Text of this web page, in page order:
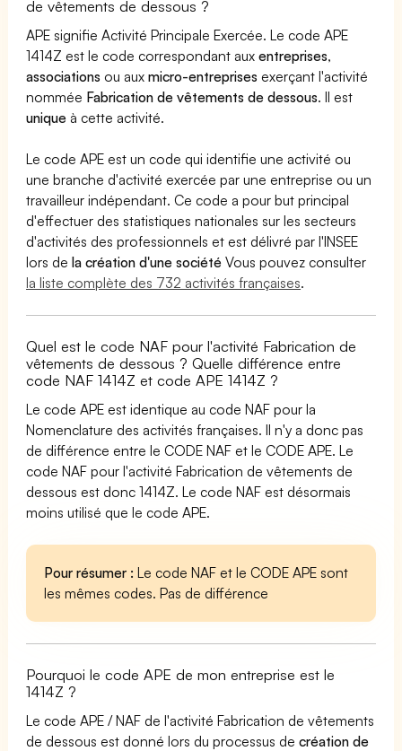
de vêtements de dessous ?
APE signifie Activité Principale Exercée. Le code APE
1414Z est le code correspondant auxentreprises,
associations ou auxmicro-entreprises exerçant l'activité
nommée Fabrication de vêtements de dessous. Il est
unique à cette activité.
Le code APE est un code qui identifie une activité ou
une branche d'activité exercée par une entreprise ou un
travailleur indépendant. Ce code a pour but principal
d'effectuer des statistiques nationales sur les secteurs
d'activités des professionnels et est délivré par l'INSEE
lors dela création d'une société Vous pouvez consulter
la liste complète des 732 activités françaises.
Quel est le code NAF pour l'activité Fabrication de
vêtements de dessous ? Quelle différence entre
code NAF 1414Z et code APE 1414Z ?
Le code APE est identique au code NAF pour la
Nomenclature des activités françaises. Il n'y a donc pas
de différence entre le CODE NAF et le CODE APE. Le
code NAF pour l'activité Fabrication de vêtements de
dessous est donc 1414Z. Le code NAF est désormais
moins utilisé que le code APE.
Pour résumer : Le code NAF et le CODE APE sont
les mêmes codes. Pas de différence
Pourquoi le code APE de mon entreprise est le
1414Z ?
Le code APE / NAF de l'activité Fabrication de vêtements
de dessous est donné lors du processus decréation de